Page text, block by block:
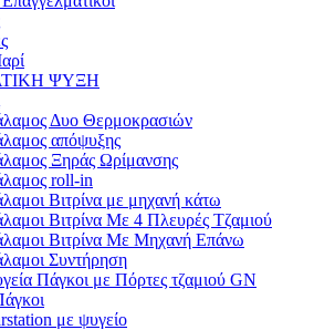
ΨΥΞΗ
Δυο Θερμοκρασιών
απόψυξης
Ξηράς Ωρίμανσης
roll-in
Βιτρίνα με μηχανή κάτω
Βιτρίνα Με 4 Πλευρές Τζαμιού
Βιτρίνα Με Μηχανή Επάνω
Συντήρηση
Πάγκοι με Πόρτες τζαμιού GN
με ψυγείο